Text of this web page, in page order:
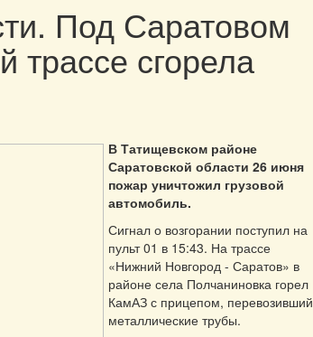
Под Саратовом
трассе сгорела
В Татищевском районе
Саратовской области 26 июня
пожар уничтожил грузовой
автомобиль.
Сигнал о возгорании поступил на
пульт 01 в 15:43. На трассе
«Нижний Новгород - Саратов» в
районе села Полчаниновка горел
КамАЗ с прицепом, перевозивший
металлические трубы.